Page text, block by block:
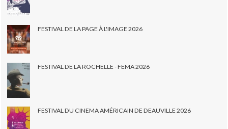
FESTIVAL DE LA PAGE À L'IMAGE 2026
FESTIVAL DE LA ROCHELLE - FEMA 2026
FESTIVAL DU CINEMA AMÉRICAIN DE DEAUVILLE 2026